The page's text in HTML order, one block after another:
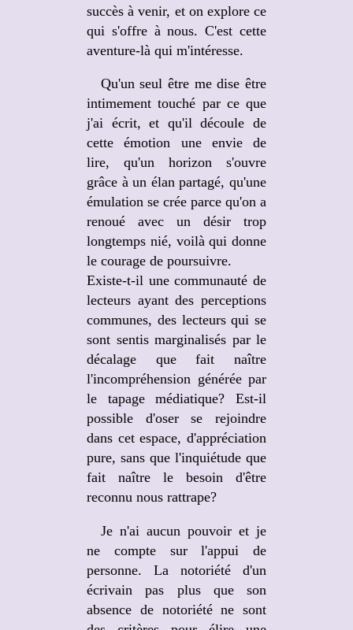
succès à venir, et on explore ce
qui s'offre à nous. C'est cette
aventure-là qui m'intéresse.
Qu'un seul être me dise être
intimement touché par ce que
j'ai écrit, et qu'il découle de
cette émotion une envie de
lire, qu'un horizon s'ouvre
grâce à un élan partagé, qu'une
émulation se crée parce qu'on a
renoué avec un désir trop
longtemps nié, voilà qui donne
le courage de poursuivre.
Existe-t-il une communauté de
lecteurs ayant des perceptions
communes, des lecteurs qui se
sont sentis marginalisés par le
décalage que fait naître
l'incompréhension générée par
le tapage médiatique? Est-il
possible d'oser se rejoindre
dans cet espace, d'appréciation
pure, sans que l'inquiétude que
fait naître le besoin d'être
reconnu nous rattrape?
Je n'ai aucun pouvoir et je
ne compte sur l'appui de
personne. La notoriété d'un
écrivain pas plus que son
absence de notoriété ne sont